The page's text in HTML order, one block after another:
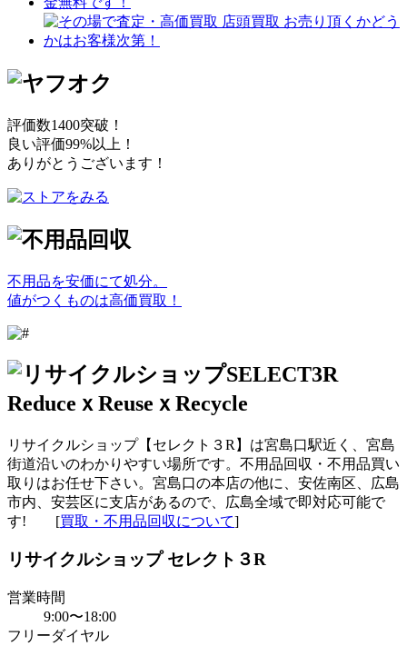
評価数1400突破！
良い評価99%以上！
ありがとうございます！
不用品を安価にて処分。
値がつくものは高価買取！
リサイクルショップ【セレクト３R】は宮島口駅近く、宮島
街道沿いのわかりやすい場所です。不用品回収・不用品買い
取りはお任せ下さい。宮島口の本店の他に、安佐南区、広島
市内、安芸区に支店があるので、広島全域で即対応可能で
す! [買取・不用品回収について]
リサイクルショップ セレクト３R
営業時間
9:00〜18:00
フリーダイヤル